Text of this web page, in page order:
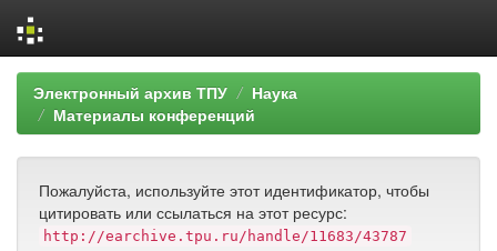
Skip
navigation
Электронный архив ТПУ
Наука
Материалы конференций
Пожалуйста, используйте этот идентификатор, чтобы
цитировать или ссылаться на этот ресурс:
http://earchive.tpu.ru/handle/11683/43787